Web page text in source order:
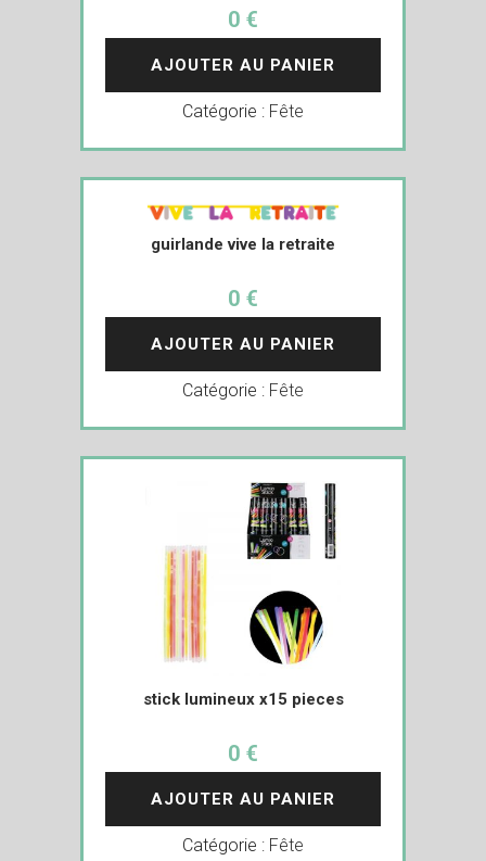
0 €
AJOUTER AU PANIER
Catégorie : Fête
guirlande vive la retraite
0 €
AJOUTER AU PANIER
Catégorie : Fête
stick lumineux x15 pieces
0 €
AJOUTER AU PANIER
Catégorie : Fête